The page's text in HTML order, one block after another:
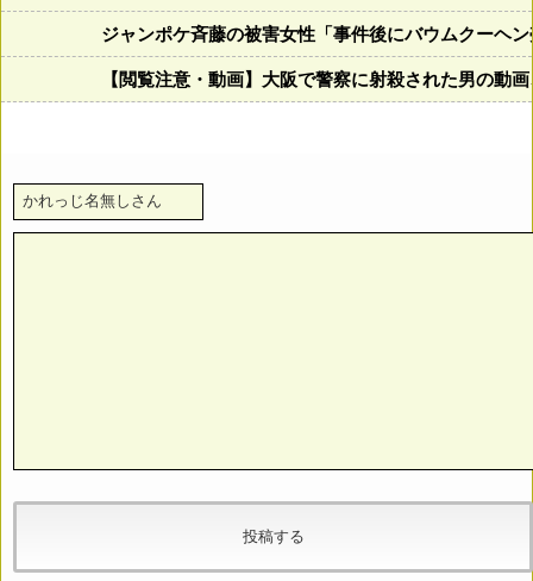
ジャンポケ斉藤の被害女性「事件後にバウムクーヘ
【閲覧注意・動画】大阪で警察に射殺された男の